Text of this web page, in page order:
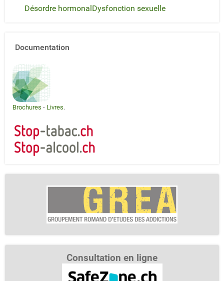
Désordre hormonalDysfonction sexuelle
Documentation
Brochures - Livres.
Consultation en ligne